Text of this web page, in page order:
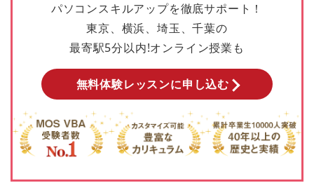
パソコンスキルアップを徹底サポート！
東京、横浜、埼玉、千葉の
最寄駅5分以内!オンライン授業も
無料体験レッスンに申し込む